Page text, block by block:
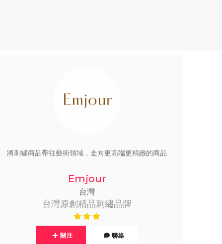
將刺繡商品帶往藝術領域，走向更高端更精緻的商品
Emjour
台灣
台灣原創精品刺繡品牌
關注 聯絡